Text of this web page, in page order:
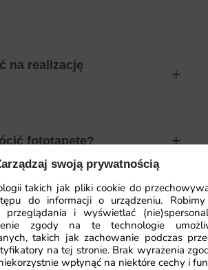
swoją prywatnością
takich jak pliki cookie do
do informacji o urządzeniu.
i wyświetlać
zgody na te technologie
takich jak zachowanie podczas
na tej stronie. Brak wyrażenia
wpłynąć na niektóre cechy i
na realizację
fototapetę?
fototapetę? / Jak